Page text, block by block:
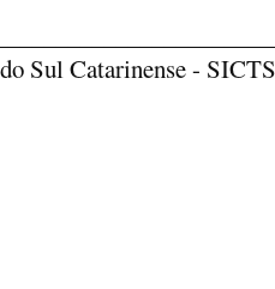
Sul Catarinense -